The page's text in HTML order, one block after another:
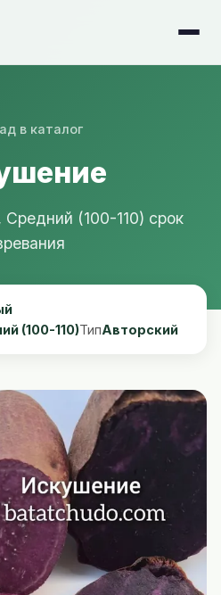
в каталог
(100-110) срок
(100-110)ТипАвторский